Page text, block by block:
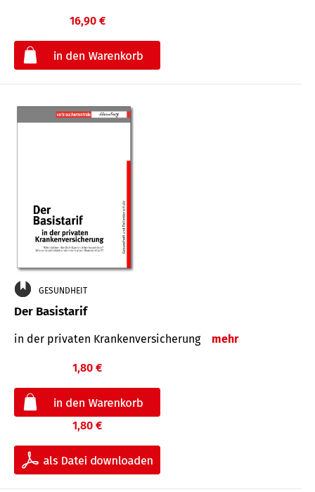
16,90 €
GESUNDHEIT
Der Basistarif
in der privaten Kran­ken­ver­siche­rung mehr
1,80 €
1,80 €